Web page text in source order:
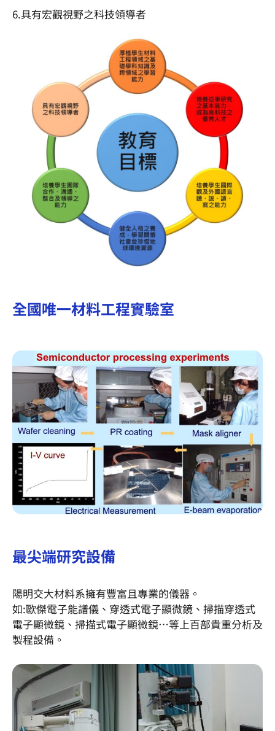
6.具有宏觀視野之科技領導者
全國唯一材料工程實驗室
最尖端研究設備
陽明交大材料系擁有豐富且專業的儀器。
如:歐傑電子能譜儀、穿透式電子顯微鏡、掃描穿透式
電子顯微鏡、掃描式電子顯微鏡…等上百部貴重分析及
製程設備。